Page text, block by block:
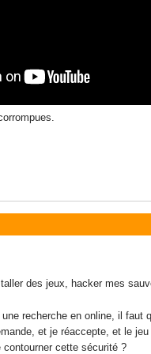
des jeux, hacker mes
recherche en online, il
et je réaccepte, et le jeu
cette sécurité ?